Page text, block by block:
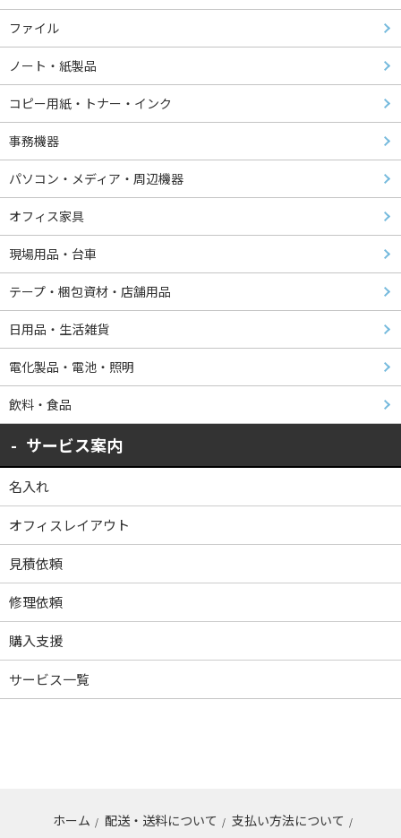
ファイル
ノート・紙製品
コピー用紙・トナー・インク
事務機器
パソコン・メディア・周辺機器
オフィス家具
現場用品・台車
テープ・梱包資材・店舗用品
日用品・生活雑貨
電化製品・電池・照明
飲料・食品
サービス案内
名入れ
オフィスレイアウト
見積依頼
修理依頼
購入支援
サービス一覧
ホーム / 配送・送料について / 支払い方法について /